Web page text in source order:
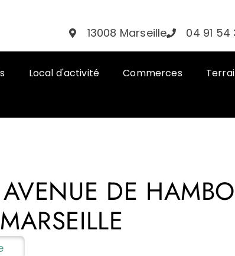
13008 Marseille 04 91 54
Local d'activité Commerces
DE